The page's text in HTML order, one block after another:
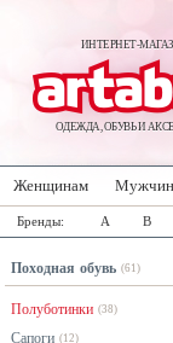
ИНТЕРНЕТ-
ОДЕЖДА, ОБУВЬ И
Женщинам
Бренды: A B
Походная обувь (61)
Полуботинки (38)
Сапоги (12)